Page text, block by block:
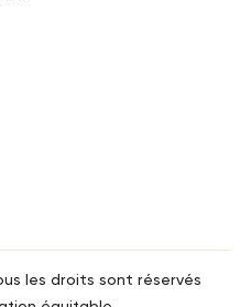
les droits sont réservés